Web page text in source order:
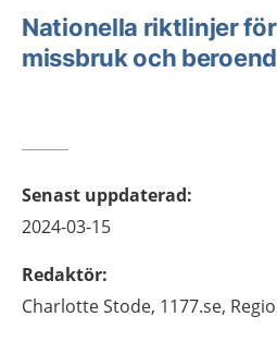
Nationella riktlinjer
missbruk och
Senast uppdaterad:
2024-03-15
Redaktör:
CharlotteStode, 1177.se,